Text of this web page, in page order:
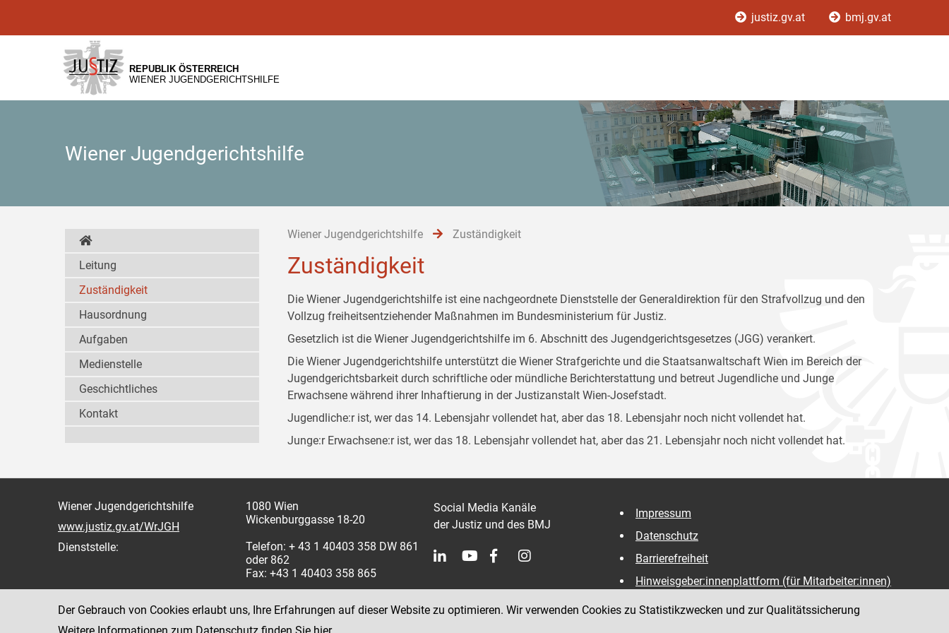
[1]
[2]
[3]
justiz.gv.at bmj.gv.at
REPUBLIK ÖSTERREICH
WIENER JUGENDGERICHTSHILFE
Wiener Jugendgerichtshilfe
Wiener Jugendgerichtshilfe Zuständigkeit
Zuständigkeit
Die Wiener Jugendgerichtshilfe ist eine nachgeordnete Dienststelle der Generaldirektion für den Strafvollzug und den
Vollzug freiheitsentziehender Maßnahmen im Bundesministerium für Justiz.
Gesetzlich ist die Wiener Jugendgerichtshilfe im 6. Abschnitt des Jugendgerichtsgesetzes (JGG) verankert.
Die Wiener Jugendgerichtshilfe unterstützt die Wiener Strafgerichte und die Staatsanwaltschaft Wien im Bereich der
Jugendgerichtsbarkeit durch schriftliche oder mündliche Berichterstattung und betreut Jugendliche und Junge
Erwachsene während ihrer Inhaftierung in der Justizanstalt Wien-Josefstadt.
Jugendliche:r ist, wer das 14. Lebensjahr vollendet hat, aber das 18. Lebensjahr noch nicht vollendet hat.
Junge:r Erwachsene:r ist, wer das 18. Lebensjahr vollendet hat, aber das 21. Lebensjahr noch nicht vollendet hat.
Leitung
Zuständigkeit
Hausordnung
Aufgaben
Medienstelle
Geschichtliches
Kontakt
Wiener Jugendgerichtshilfe
www.justiz.gv.at/WrJGH
Dienststelle:
1080 Wien
Wickenburggasse 18-20
Telefon: + 43 1 40403 358 DW 861
oder 862
Fax: +43 1 40403 358 865
Social Media Kanäle
der Justiz und des BMJ
Impressum
Datenschutz
Barrierefreiheit
Hinweisgeber:innenplattform (für Mitarbeiter:innen)
Der Gebrauch von Cookies erlaubt uns, Ihre Erfahrungen auf dieser Website zu optimieren. Wir verwenden Cookies zu Statistikzwecken und zur Qualitätssicherung